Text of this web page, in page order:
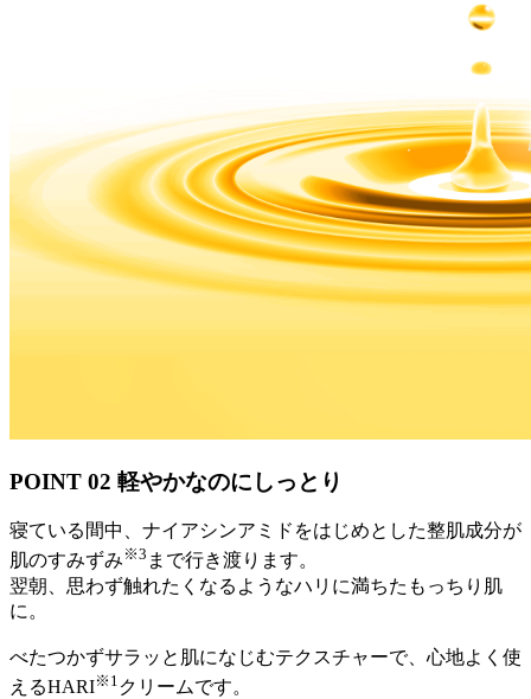
POINT 02 軽やかなのにしっとり
寝ている間中、ナイアシンアミドをはじめとした整肌成分が
肌のすみずみ ※3 まで行き渡ります。
翌朝、思わず触れたくなるようなハリに満ちたもっちり肌
に。
べたつかずサラッと肌になじむテクスチャーで、心地よく使
えるHARI※1 クリームです。